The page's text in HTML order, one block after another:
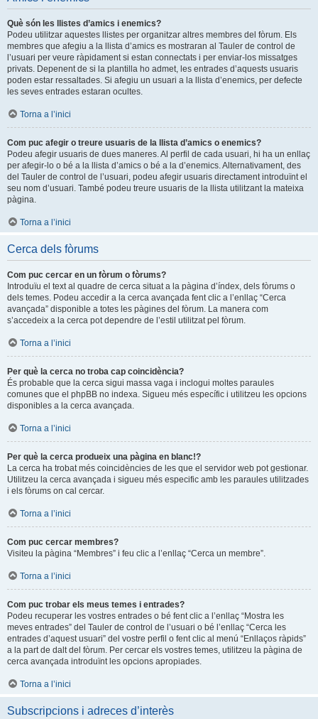
Què són les llistes d’amics i enemics?
Podeu utilitzar aquestes llistes per organitzar altres membres del fòrum. Els
membres que afegiu a la llista d’amics es mostraran al Tauler de control de
l’usuari per veure ràpidament si estan connectats i per enviar-los missatges
privats. Depenent de si la plantilla ho admet, les entrades d’aquests usuaris
poden estar ressaltades. Si afegiu un usuari a la llista d’enemics, per defecte
les seves entrades estaran ocultes.
Torna a l’inici
Com puc afegir o treure usuaris de la llista d’amics o enemics?
Podeu afegir usuaris de dues maneres. Al perfil de cada usuari, hi ha un enllaç
per afegir-lo o bé a la llista d’amics o bé a la d’enemics. Alternativament, des
del Tauler de control de l’usuari, podeu afegir usuaris directament introduïnt el
seu nom d’usuari. També podeu treure usuaris de la llista utilitzant la mateixa
pàgina.
Torna a l’inici
Cerca dels fòrums
Com puc cercar en un fòrum o fòrums?
Introduïu el text al quadre de cerca situat a la pàgina d’índex, dels fòrums o
dels temes. Podeu accedir a la cerca avançada fent clic a l’enllaç “Cerca
avançada” disponible a totes les pàgines del fòrum. La manera com
s’accedeix a la cerca pot dependre de l’estil utilitzat pel fòrum.
Torna a l’inici
Per què la cerca no troba cap coincidència?
És probable que la cerca sigui massa vaga i inclogui moltes paraules
comunes que el phpBB no indexa. Sigueu més específic i utilitzeu les opcions
disponibles a la cerca avançada.
Torna a l’inici
Per què la cerca produeix una pàgina en blanc!?
La cerca ha trobat més coincidències de les que el servidor web pot gestionar.
Utilitzeu la cerca avançada i sigueu més especific amb les paraules utilitzades
i els fòrums on cal cercar.
Torna a l’inici
Com puc cercar membres?
Visiteu la pàgina “Membres” i feu clic a l’enllaç “Cerca un membre”.
Torna a l’inici
Com puc trobar els meus temes i entrades?
Podeu recuperar les vostres entrades o bé fent clic a l’enllaç “Mostra les
meves entrades” del Tauler de control de l’usuari o bé l’enllaç “Cerca les
entrades d’aquest usuari” del vostre perfil o fent clic al menú “Enllaços ràpids”
a la part de dalt del fòrum. Per cercar els vostres temes, utilitzeu la pàgina de
cerca avançada introduïnt les opcions apropiades.
Torna a l’inici
Subscripcions i adreces d’interès